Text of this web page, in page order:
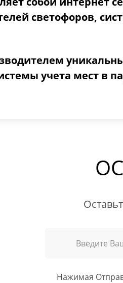
светофоров,
учета мест в
Нажимая